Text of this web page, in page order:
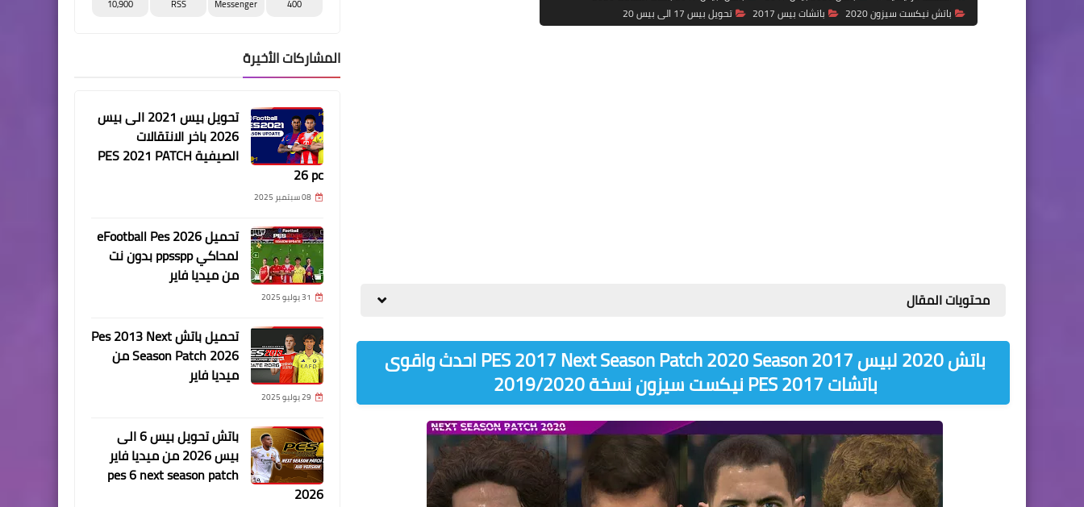
باتش نيكست سيزون 2020
باتشات بيس 2017 تحويل بيس 17 الى بيس 20
محتويات المقال
باتش 2020 لبيس 2017 PES 2017 Next Season Patch 2020 Season احدث واقوى
باتشات PES 2017 نيكست سيزون نسخة 2019/2020
400
Messenger
RSS
10,900
المشاركات الأخيرة
تحويل بيس 2021 الى بيس
2026 باخر الانتقالات
الصيفية PES 2021 PATCH
26 pc
08 سبتمبر 2025
تحميل eFootball Pes 2026
لمحاكي ppsspp بدون نت
من ميديا فاير
31 يوليو 2025
تحميل باتش Pes 2013 Next
Season Patch 2026 من
ميديا فاير
29 يوليو 2025
باتش تحويل بيس 6 الى
بيس 2026 من ميديا فاير
pes 6 next season patch
2026